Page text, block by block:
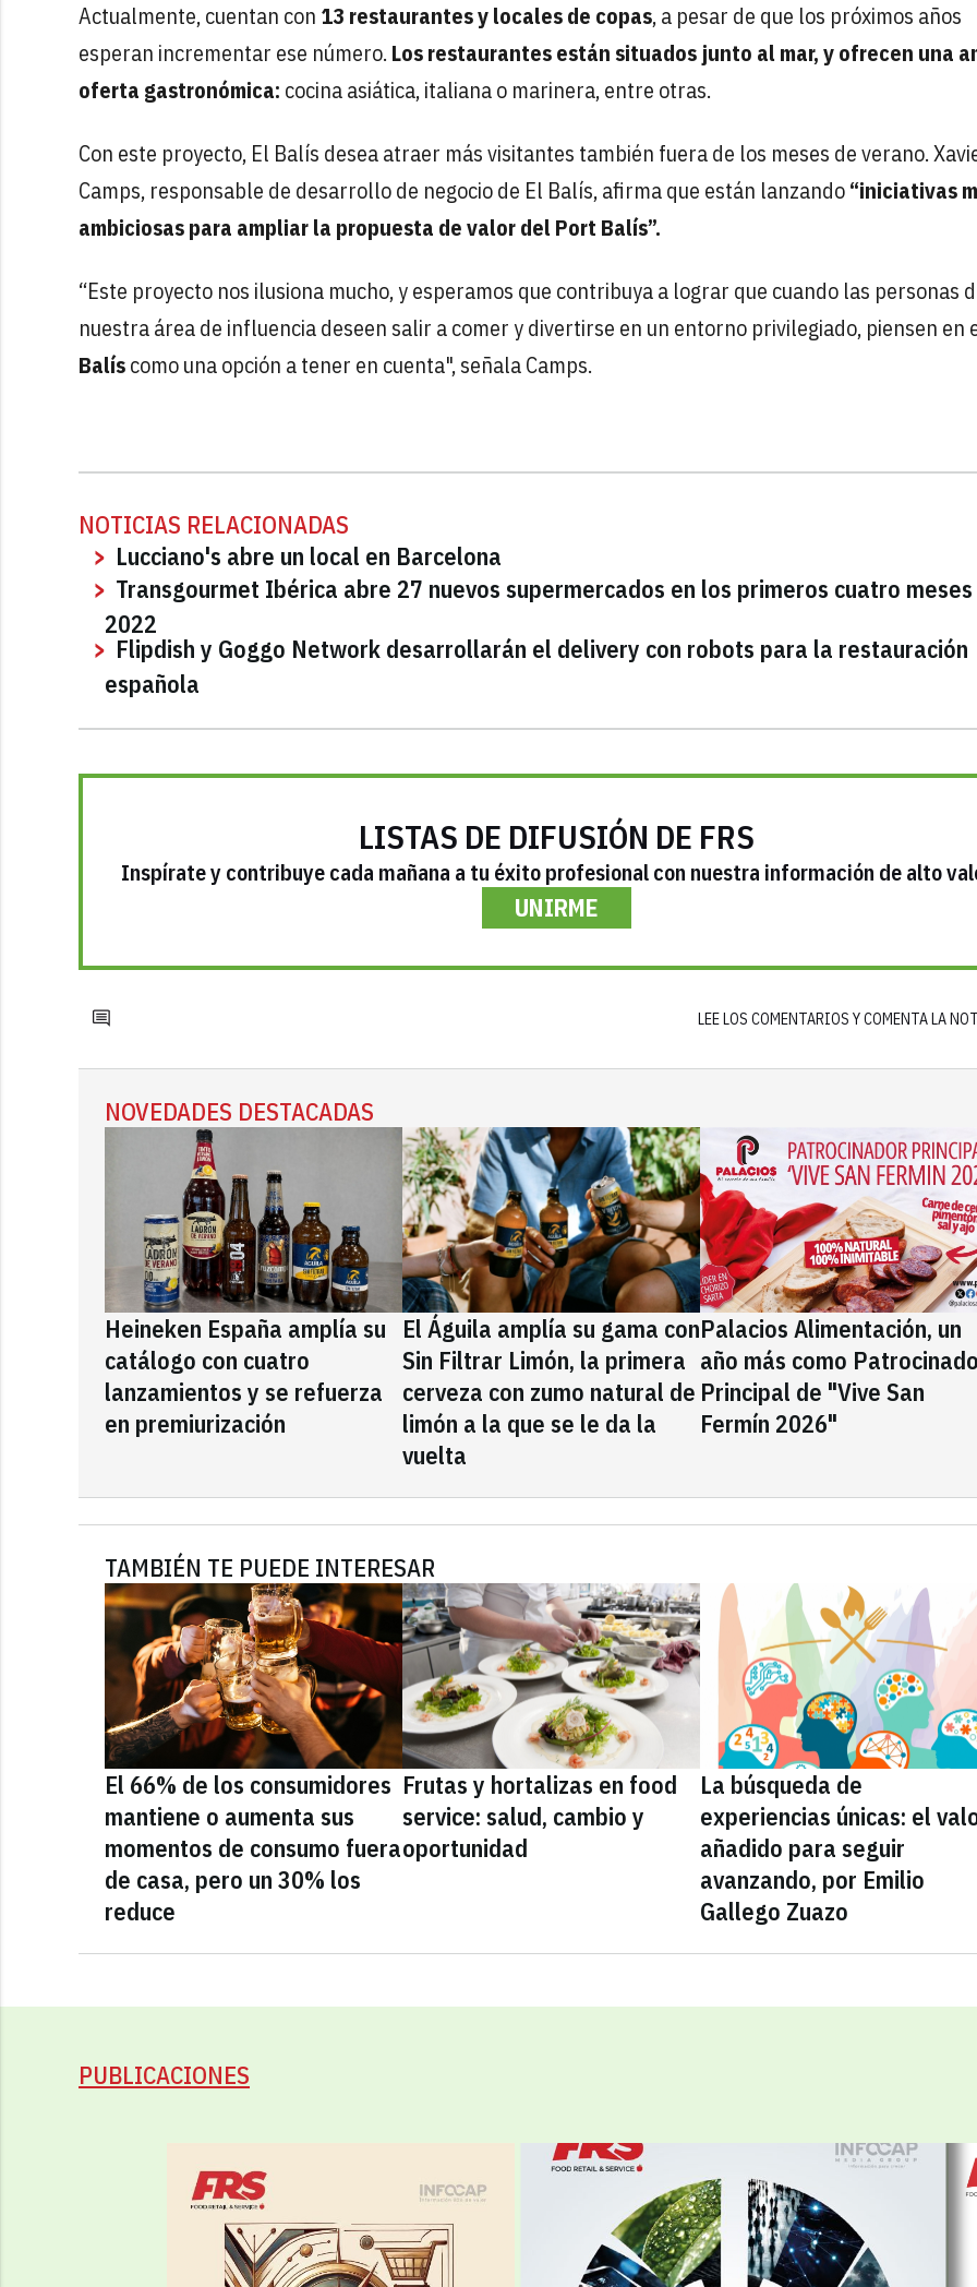
Actualmente, cuentan con 13 restaurantes y locales de copas, a pesar de que los próximos años
esperan incrementar ese número. Los restaurantes están situados junto al mar, y ofrecen una
oferta gastronómica: cocina asiática, italiana o marinera, entre otras.
Con este proyecto, El Balís desea atraer más visitantes también fuera de los meses de verano.
Camps, responsable de desarrollo de negocio de El Balís, afirma que están lanzando“iniciativas
ambiciosas para ampliar la propuesta de valor del Port Balís”.
“Este proyecto nos ilusiona mucho, y esperamos que contribuya a lograr que cuando las personas
nuestra área de influencia deseen salir a comer y divertirse en un entorno privilegiado, piensen en
Balíscomo una opción a tener en cuenta", señala Camps.
NOTICIAS RELACIONADAS
Lucciano's abre un local en Barcelona
Transgourmet Ibérica abre 27 nuevos supermercados en los primeros cuatro
2022
Flipdish y Goggo Network desarrollarán el delivery con robots para la restauración
española
LISTAS DE DIFUSIÓN DE FRS
Inspírate y contribuye cada mañana a tu éxito profesional con nuestra información de alto
UNIRME
LEE LOS COMENTARIOS Y COMENTA LA
NOVEDADES DESTACADAS
Heineken España amplía su
catálogo con cuatro
lanzamientos y se refuerza
en premiurización
El Águila amplía su gama con
Sin Filtrar Limón, la primera
cerveza con zumo natural de
limón a la que se le da la
vuelta
Palacios Alimentación, un
año más como
Principal de "Vive San
Fermín 2026"
TAMBIÉN TE PUEDE INTERESAR
El 66% de los consumidores
mantiene o aumenta sus
momentos de consumo fuera
de casa, pero un 30% los
reduce
Frutas y hortalizas en food
service: salud, cambio y
oportunidad
La búsqueda de
experiencias únicas: el
añadido para seguir
avanzando, por Emilio
Gallego Zuazo
PUBLICACIONES